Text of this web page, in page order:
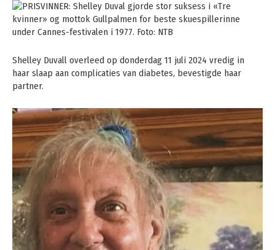
Shelley Duvall overleed op donderdag 11 juli 2024 vredig in
haar slaap aan complicaties van diabetes, bevestigde haar
partner.